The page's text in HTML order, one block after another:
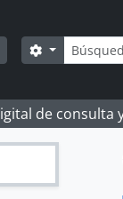
Search
de consulta